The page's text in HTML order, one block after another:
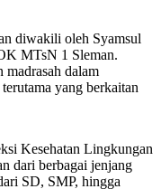
diwakili oleh Syamsul
MTsN 1 Sleman.
dalam
yang berkaitan
Kesehatan Lingkungan
dari berbagai jenjang
SD, SMP, hingga